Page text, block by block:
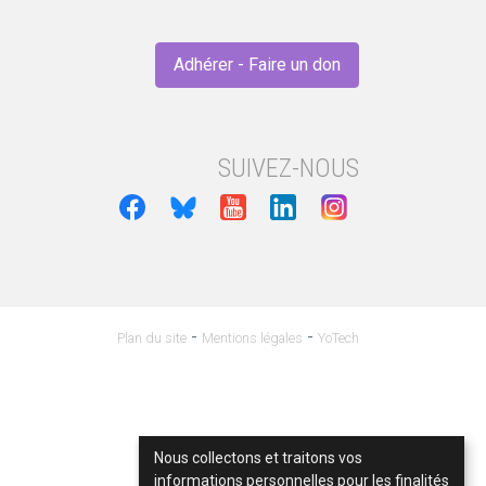
Adhérer - Faire un don
SUIVEZ-NOUS
Plan du site - Mentions légales - YoTech
Nous collectons et traitons vos
informations personnelles pour les finalités